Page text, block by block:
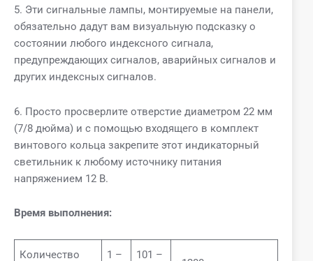
5. Эти сигнальные лампы, монтируемые на панели,
обязательно дадут вам визуальную подсказку о
состоянии любого индексного сигнала,
предупреждающих сигналов, аварийных сигналов и
других индексных сигналов.
6. Просто просверлите отверстие диаметром 22 мм
(7/8 дюйма) и с помощью входящего в комплект
винтового кольца закрепите этот индикаторный
светильник к любому источнику питания
напряжением 12 В.
Время выполнения:
Количество
1 –
101 –